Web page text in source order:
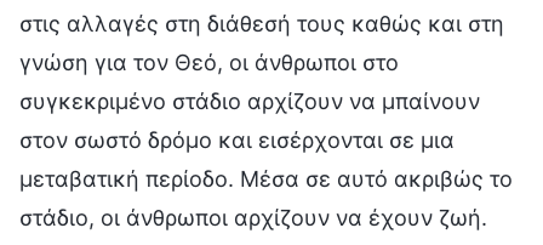
στις αλλαγές στη διάθεσή τους καθώς και στη
γνώση για τον Θεό, οι άνθρωποι στο
συγκεκριμένο στάδιο αρχίζουν να μπαίνουν
στον σωστό δρόμο και εισέρχονται σε μια
μεταβατική περίοδο. Μέσα σε αυτό ακριβώς το
στάδιο, οι άνθρωποι αρχίζουν να έχουν ζωή.